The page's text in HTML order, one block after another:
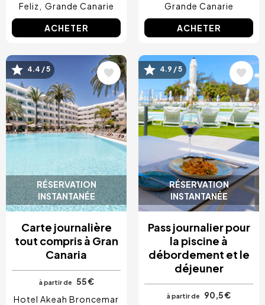
Feliz Grande Canarie
ACHETER
Grande Canarie
ACHETER
RÉSERVATION
INSTANTANÉE
Image
4.4 / 5
Carte journalière
tout compris à Gran
Canaria
à partir de
55 €
Hotel Akeah Broncemar
RÉSERVATION
INSTANTANÉE
Image
4.9 / 5
Pass journalier pour
la piscine à
débordement et le
déjeuner
à partir de
90,5 €